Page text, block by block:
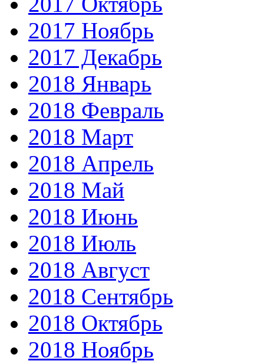
2017 Ноябрь
2017 Декабрь
2018 Январь
2018 Февраль
2018 Март
2018 Апрель
2018 Май
2018 Июнь
2018 Июль
2018 Август
2018 Сентябрь
2018 Октябрь
2018 Ноябрь